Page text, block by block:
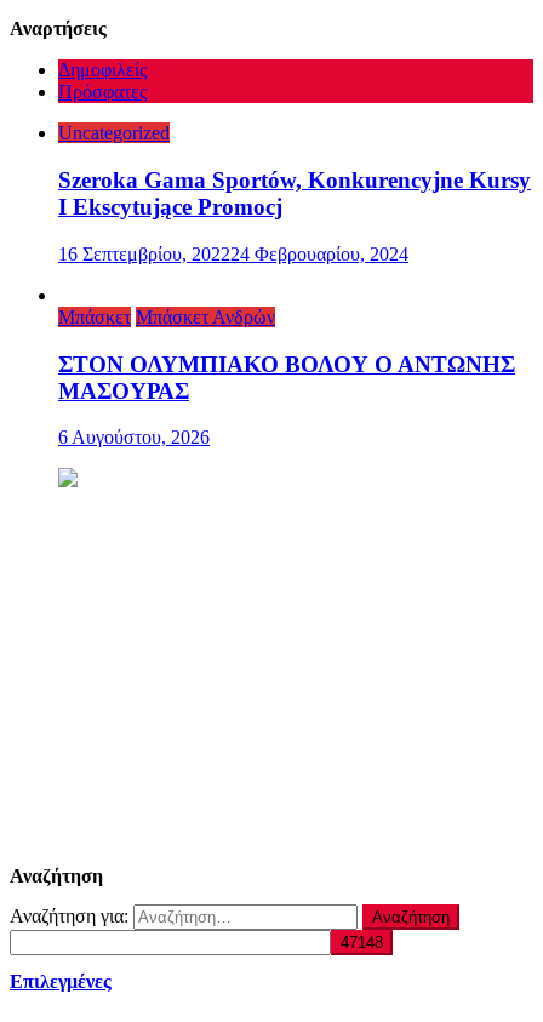
Αναρτήσεις
Δημοφιλείς
Πρόσφατες
Uncategorized
Szeroka Gama Sportów, Konkurencyjne Kursy
I Ekscytujące Promocj
16 Σεπτεμβρίου, 202224 Φεβρουαρίου, 2024
Μπάσκετ Μπάσκετ Ανδρών
ΣΤΟΝ ΟΛΥΜΠΙΑΚΟ ΒΟΛΟΥ Ο ΑΝΤΩΝΗΣ
ΜΑΣΟΥΡΑΣ
6 Αυγούστου, 2026
Αναζήτηση
Αναζήτηση για:
Επιλεγμένες